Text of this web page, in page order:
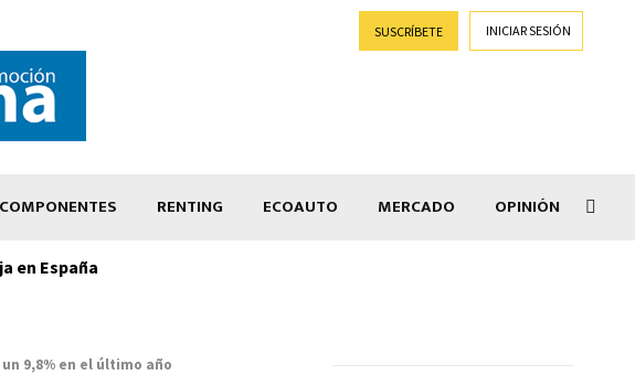
SUSCRÍBETE INICIAR SESIÓN
COMPONENTES RENTING ECOAUTO MERCADO OPINIÓN
en España
9,8% en el último año